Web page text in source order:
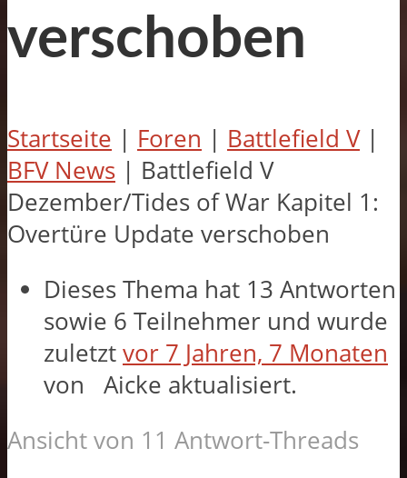
verschoben
Startseite | Foren | Battlefield V |
BFV News | Battlefield V
Dezember/Tides of War Kapitel 1:
Overtüre Update verschoben
Dieses Thema hat 13 Antworten
sowie 6 Teilnehmer und wurde
zuletzt vor 7 Jahren, 7 Monaten
von
Aicke aktualisiert.
Ansicht von 11 Antwort-Threads